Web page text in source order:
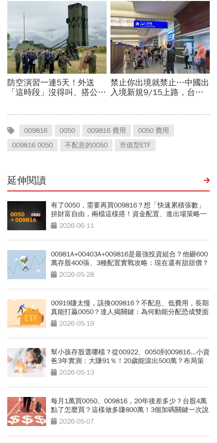
009816 0050 009816 費用
0050 費用
009816 0050
不配息的0050 市值型ETF
延伸閱讀
有了0050，需要再買009816？想「快速累積張數」
拚財富自由，兩檔這樣搭！資金配置、進出場策略一
次看2026-06-11
00981A+00403A+009816是最強投資組合？他砸600
萬存股400張、3種配置實戰攻略：現在還有甜甜價？
2026-05-28
00919賺太慢，該換009816？不配息、低費用，長期
真能打贏0050？達人揭關鍵：為何動能分配恐成雙面
刃 2026-05-19
幫小孩存股選哪檔？從00922、0050到009816...小資
爸3年實測：大賺91％！20歲能滾出500萬？布局策
略快看
2026-05-13
每月1萬買0050、009816，20年後差多少？台股4萬
點了怎麼買？這樣做多賺800萬！3個加碼關鍵一次說
清楚2026-05-07